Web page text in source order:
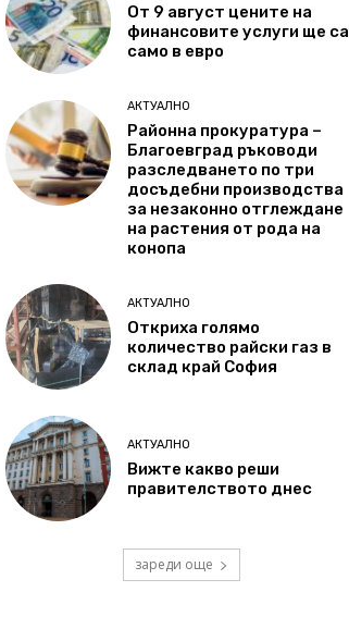
От 9 август цените на
финансовите услуги ще са
само в евро
АКТУАЛНО
Районна прокуратура –
Благоевград ръководи
разследването по три
досъдебни производства
за незаконно отглеждане
на растения от рода на
конопа
АКТУАЛНО
Откриха голямо
количество райски газ в
склад край София
АКТУАЛНО
Вижте какво реши
правителството днес
зареди още